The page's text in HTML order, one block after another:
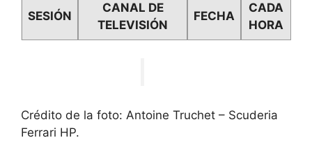
SESIÓN
CANAL DE
TELEVISIÓN
FECHA
CADA
HORA
Crédito de la foto: Antoine Truchet – Scuderia
Ferrari HP.